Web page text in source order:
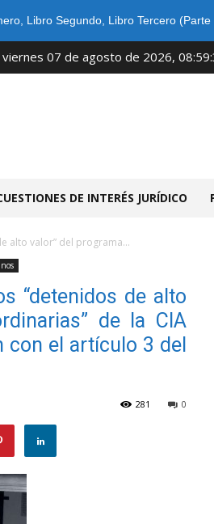
, Libro Segundo, Libro Tercero
viernes 07 de agosto de 2026,
DE INTERÉS JURÍDICO
alto valor” del programa...
“detenidos de alto
de la CIA
el artículo 3 del
0
281